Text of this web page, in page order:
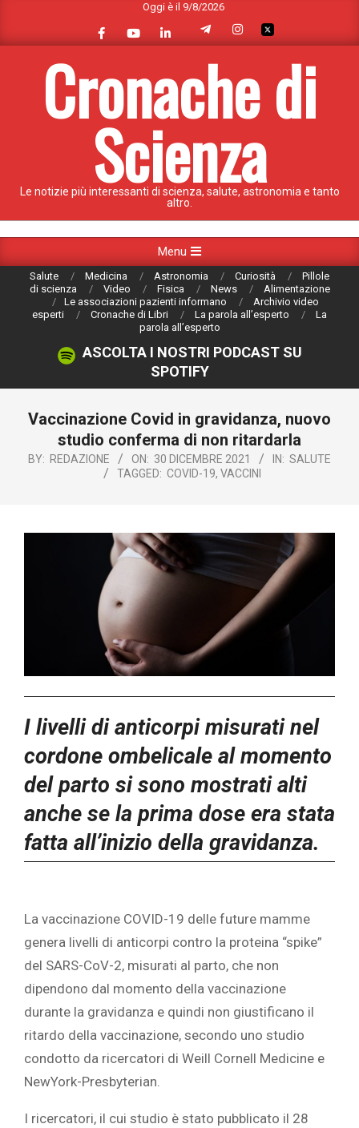
content
Oggi è il 9/8/2026
Cronache di
Scienza
Le notizie più interessanti di scienza, salute, astronomia e tanto
altro.
Navigation
Menu
Salute Medicina Astronomia Curiosità
Pillole
di scienza
Video Fisica News
Alimentazione
Le associazioni pazienti informano
Archivio video
esperti
Cronache di Libri La parola all’esperto
La
parola all’esperto
ASCOLTA I NOSTRI PODCAST SU
SPOTIFY
Vaccinazione Covid in gravidanza, nuovo
studio conferma di non ritardarla
BY: REDAZIONE ON: 30 DICEMBRE 2021 IN: SALUTE
TAGGED: COVID-19, VACCINI
I livelli di anticorpi misurati nel
cordone ombelicale al momento
del parto si sono mostrati alti
anche se la prima dose era stata
fatta all’inizio della gravidanza.
‎La vaccinazione COVID-19 delle future mamme
genera livelli di anticorpi contro la proteina “spike”
del SARS-CoV-2, misurati al parto, che non
dipendono dal momento della vaccinazione
durante la gravidanza e quindi non giustificano il
ritardo della vaccinazione, secondo uno studio
condotto da ricercatori di Weill Cornell Medicine e
NewYork-Presbyterian.‎
‎I ricercatori, il cui studio è stato pubblicato il 28